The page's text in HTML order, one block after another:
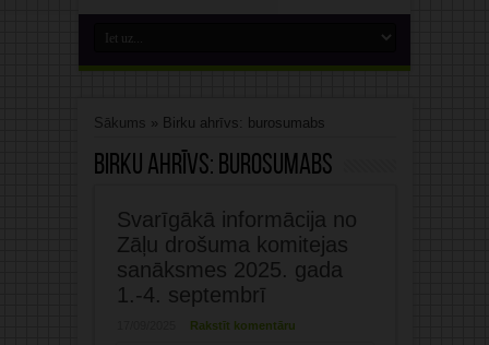
Sākums » Birku ahrīvs: burosumabs
Birku ahrīvs: burosumabs
Svarīgākā informācija no
Zāļu drošuma komitejas
sanāksmes 2025. gada
1.-4. septembrī
Rakstīt komentāru